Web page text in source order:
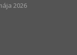
2026